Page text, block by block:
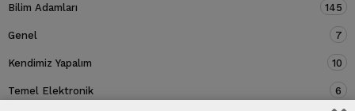
Bilim Adamları 145
Genel 7
Kendimiz Yapalım 10
Temel Elektronik 6